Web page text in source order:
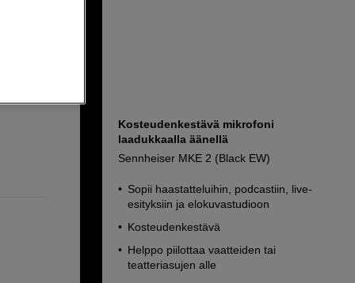
Kosteudenkestävä mikrofoni
laadukkaalla äänellä
Sennheiser MKE 2 (Black EW)
Sopii haastatteluihin, podcastiin, live-
esityksiin ja elokuvastudioon
Kosteudenkestävä
Helppo piilottaa vaatteiden tai
teatteriasujen alle